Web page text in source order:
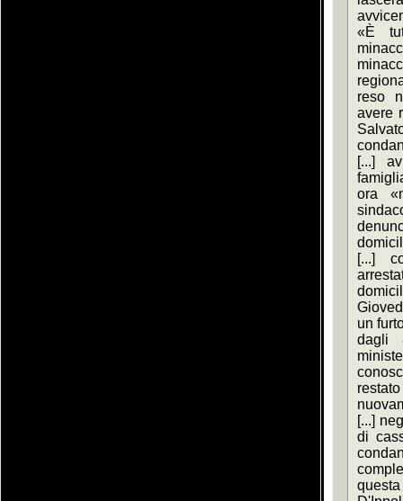
«È
reso
avere
[...]
ora
[...]
un
dagli
[...]
di